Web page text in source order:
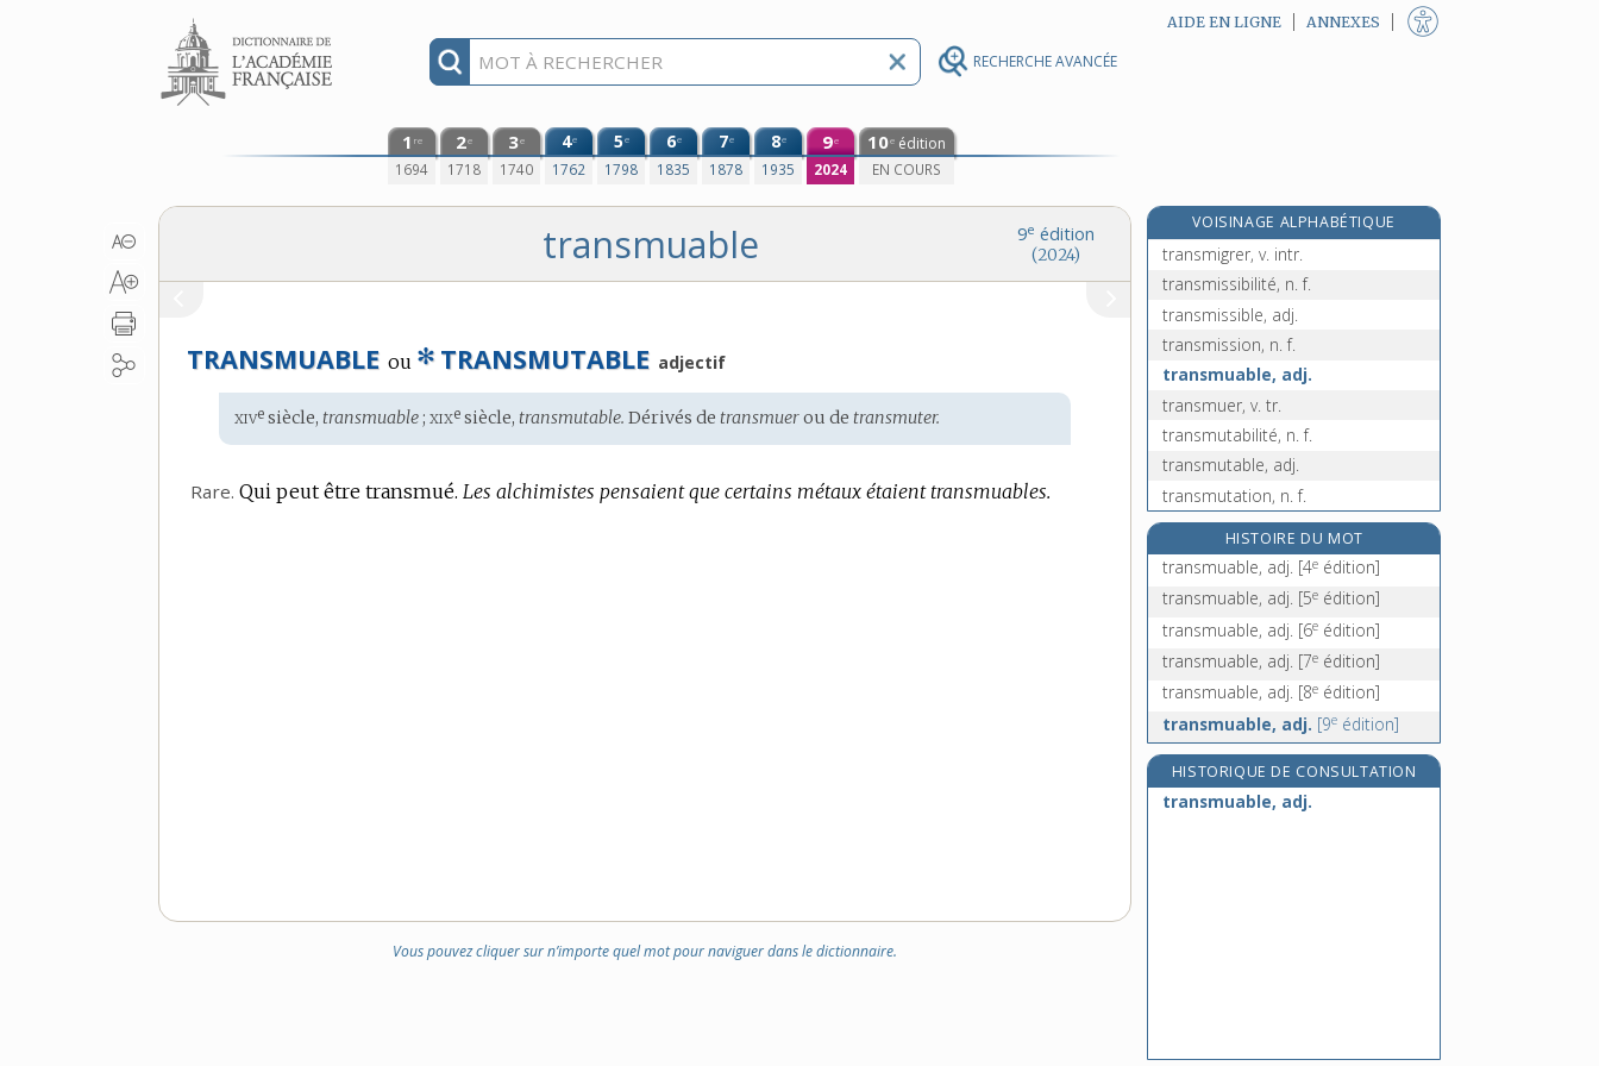
RECHERCHE AVANCÉE
Aller au contenu AIDE EN LIGNE ANNEXES
1 re
1694
2e
1718
3e
1740
4e
1762
5e
1798
6e
1835
7e
1878
8e
1935
9e
2024
10e édition
EN COURS
9e édition
(2024)
transmuable
TRANSMUABLE ou ✻ TRANSMUTABLE adjectif
Étymologie
:
xive siècle,transmuable;xixe siècle,transmutable. Dérivés detransmuerou detransmuter.
Rare. Qui peut être transmué. Les alchimistes pensaient que certains métaux étaient transmuables.
Vous pouvez cliquer sur n’importe quel mot pour naviguer dans le dictionnaire.
VOISINAGE ALPHABÉTIQUE
transmigration, n. f.
transmigrer, v. intr.
transmissibilité, n. f.
transmissible, adj.
transmission, n. f.
transmuable, adj.
transmuer, v. tr.
transmutabilité, n. f.
transmutable, adj.
transmutation, n. f.
transmuter, v. tr.
transnational, -ale, adj.
transocéanique, adj.
transpalette, n. m.
HISTOIRE DU MOT
transmuable, adj. [4e édition]
transmuable, adj. [5e édition]
transmuable, adj. [6e édition]
transmuable, adj. [7e édition]
transmuable, adj. [8e édition]
transmuable, adj. [9e édition]
HISTORIQUE DE CONSULTATION
transmuable, adj.